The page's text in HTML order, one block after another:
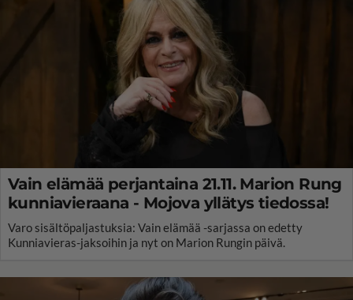
Vain elämää perjantaina 21.11. Marion Rung
kunniavieraana - Mojova yllätys tiedossa!
Varo sisältöpaljastuksia: Vain elämää -sarjassa on edetty
Kunniavieras-jaksoihin ja nyt on Marion Rungin päivä.